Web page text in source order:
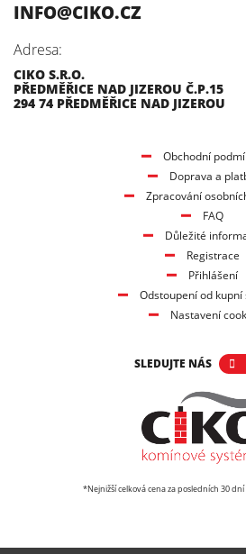
INFO@CIKO.CZ
Adresa:
CIKO S.R.O.
PŘEDMĚŘICE NAD JIZEROU Č.P.15
294 74 PŘEDMĚŘICE NAD JIZEROU
Obchodní
Doprava a
Zpracování
FAQ
Důležité
Registrace
Přihlášení
Odstoupení od kupní
Nastavení
SLEDUJTE NÁS
*Nejnižší celková cena za posledních 30